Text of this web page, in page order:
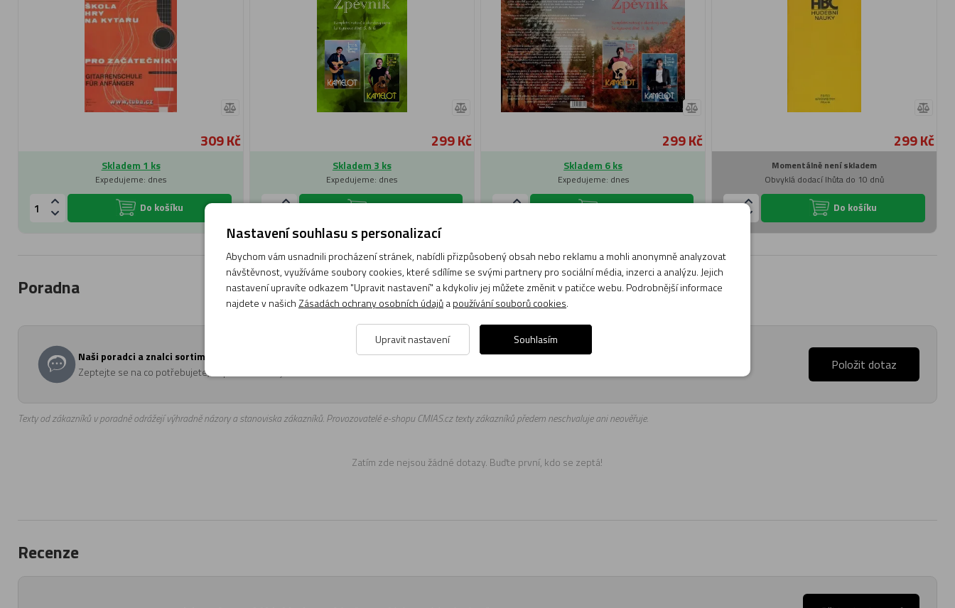
309 Kč
Skladem 1 ks
Expedujeme: dnes
Do košíku
299 Kč
Skladem 3 ks
Expedujeme: dnes
Do košíku
299 Kč
Skladem 6 ks
Expedujeme: dnes
Do košíku
299 Kč
Momentálně není skladem
Obvyklá dodací lhůta do 10 dnů
Do košíku
Poradna
Naši poradci a znalci sortimentu hudebních nástrojů a kol jsou připraveni odpovídat na Vaše dotazy (pondělí až pátek, 8:00 až 17:00).
Zeptejte se na co potřebujete, odpovíme co nejdříve.
Položit dotaz
Texty od zákazníků v poradně odrážejí výhradně názory a stanoviska zákazníků. Provozovatelé e-shopu CMIAS.cz texty zákazníků předem neschvaluje ani neověřuje.
Zatím zde nejsou žádné dotazy. Buďte první, kdo se zeptá!
Recenze
Nastavení souhlasu s personalizací
Abychom vám usnadnili procházení stránek, nabídli přizpůsobený obsah nebo reklamu a mohli anonymně analyzovat
návštěvnost, využíváme soubory cookies, které sdílíme se svými partnery pro sociální média, inzerci a analýzu. Jejich
nastavení upravíte odkazem "Upravit nastavení" a kdykoliv jej můžete změnit v patičce webu. Podrobnější informace
najdete v našich Zásadách ochrany osobních údajůapoužívání souborů cookies.
Upravit nastavení Souhlasím